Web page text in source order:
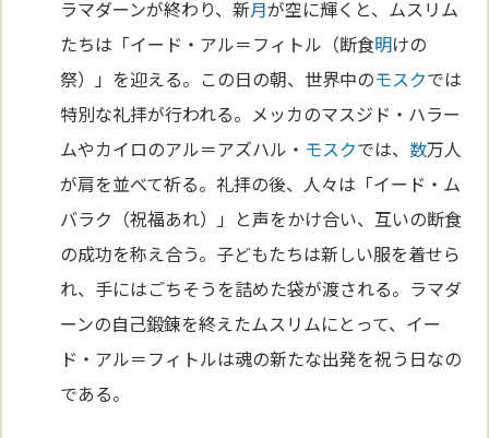
ラマダーンが終わり、新月が空に輝くと、ムスリム
たちは「イード・アル＝フィトル（断食明けの
祭）」を迎える。この日の朝、世界中のモスクでは
特別な礼拝が行われる。メッカのマスジド・ハラー
ムやカイロのアル＝アズハル・ モスクでは、数万人
が肩を並べて祈る。礼拝の後、人々は「イード・ム
バラク（祝福あれ）」と声をかけ合い、互いの断食
の成功を称え合う。子どもたちは新しい服を着せら
れ、手にはごちそうを詰めた袋が渡される。ラマダ
ーンの自己鍛錬を終えたムスリムにとって、イー
ド・アル＝フィトルは魂の新たな出発を祝う日なの
である。